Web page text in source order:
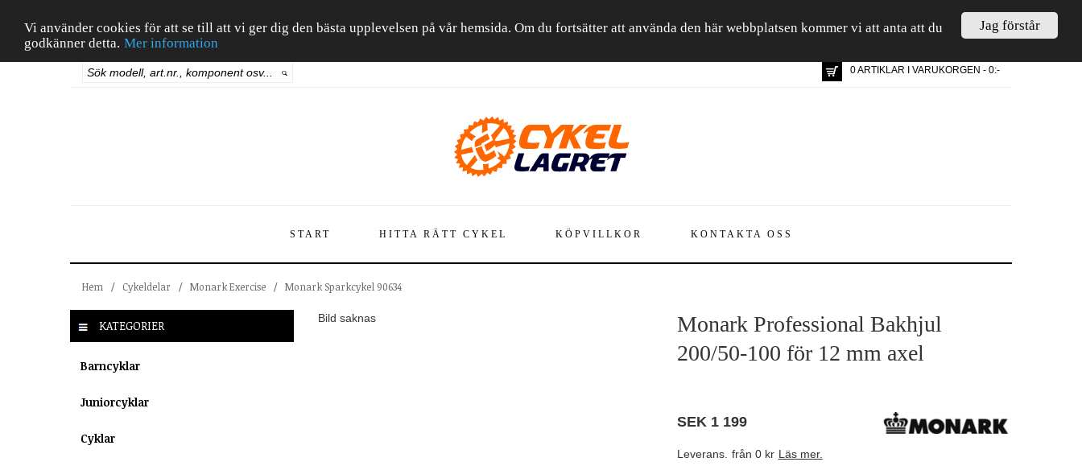
Jag förstår
Vi använder cookies för att se till att vi ger dig den bästa upplevelsen på vår hemsida. Om du fortsätter att använda den här webbplatsen kommer vi att anta att du
godkänner detta. Mer information
0 ARTIKLAR I VARUKORGEN - 0:-
START HITTA RÄTT CYKEL KÖPVILLKOR KONTAKTA OSS
Hem / Cykeldelar / Monark Exercise / Monark Sparkcykel 90634
KATEGORIER
Barncyklar
Juniorcyklar
Cyklar
Bild saknas
Monark Professional Bakhjul
200/50-100 för 12 mm axel
SEK 1 199
Leverans. från 0 kr Läs mer.